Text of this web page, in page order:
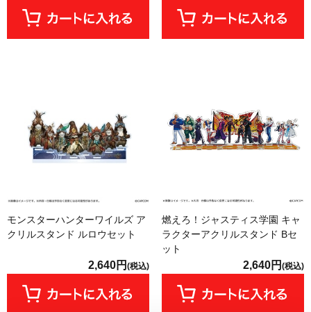
モンスターハンターワイルズ ア
クリルスタンド ルロウセット
2,640円 (税込)
燃えろ！ジャスティス学園 キャ
ラクターアクリルスタンド Bセ
ット
2,640円 (税込)